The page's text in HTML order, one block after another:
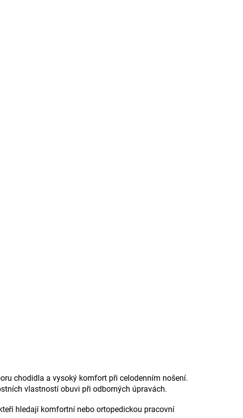
chodidla a vysoký komfort při celodenním nošení.
vlastností obuvi při odborných úpravách.
hledají komfortní nebo ortopedickou pracovní